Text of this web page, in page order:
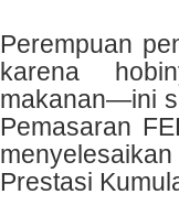
Perempuan
karena
makanan—ini
Pemasaran
Prestasi